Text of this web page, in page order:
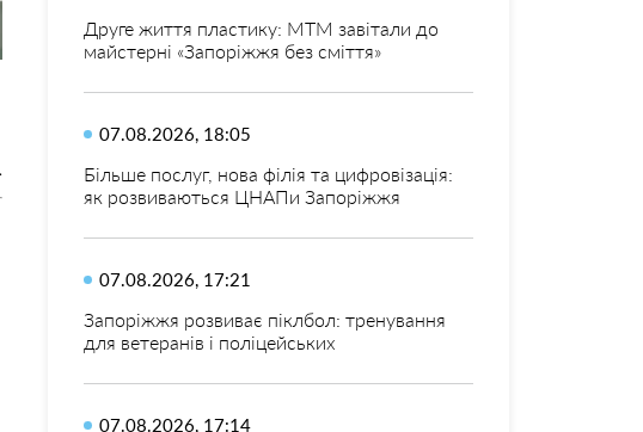
Друге життя пластику: МТМ завітали до
майстерні «Запоріжжя без сміття»
07.08.2026, 18:05
Більше послуг, нова філія та цифровізація:
як розвиваються ЦНАПи Запоріжжя
07.08.2026, 17:21
Запоріжжя розвиває піклбол: тренування
для ветеранів і поліцейських
07.08.2026, 17:14